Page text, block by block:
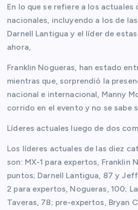
En lo que se refiere a los actuales
nacionales, incluyendo a los de
Darnell Lantigua y el líder de
ahora,
Franklin Nogueras, han estado
mientras que, sorprendió la
nacional e internacional, Manny
corrido en el evento y no se sabe
Líderes actuales luego de dos
Los líderes actuales de las diez
son: MX-1 para expertos, Franklin
puntos; Darnell Lantigua, 87 y
2 para expertos, Nogueras, 100;
Taveras, 78; pre-expertos, Bryan